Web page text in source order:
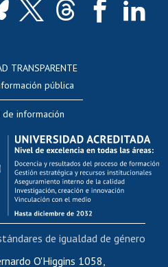
docente
académica
al AUCAI
os
de capacitación
del personal
interna
de renta
TRANSPARENTE
pública
de información
O'Higgins 1058,
de igualdad de género